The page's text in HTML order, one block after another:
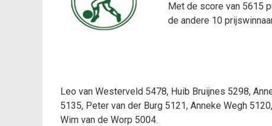
Met de score van 5615
de andere 10
Leo van Westerveld 5478, Huib Bruijnes 5298,
5135, Peter van der Burg 5121, Anneke Wegh
Wim van de Worp 5004.